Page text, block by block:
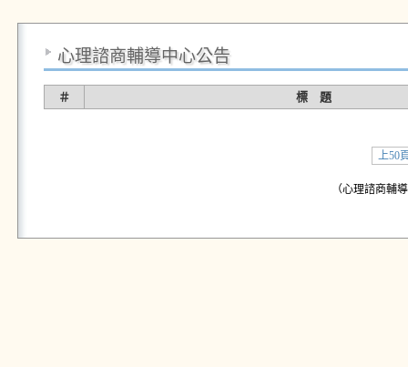
心理諮商輔導中心公告
＃ 標 題
上50
（心理諮商輔